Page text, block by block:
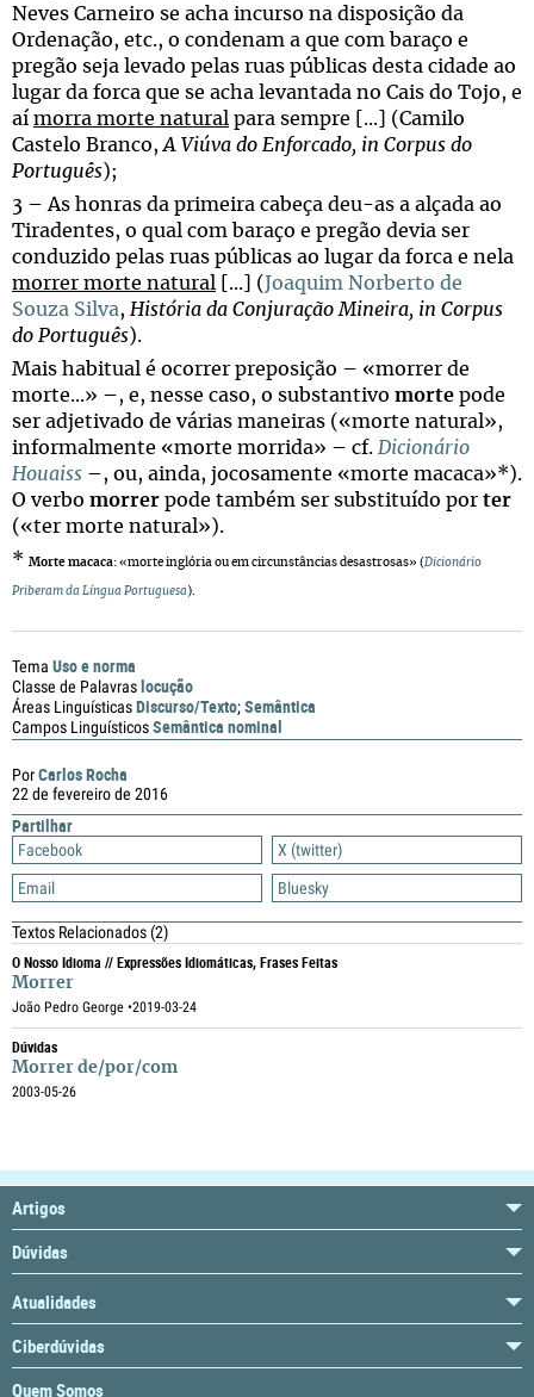
PorCarlos Rocha
22 de fevereiro de 2016
Partilhar
Facebook
X (twitter)
Email
Bluesky
Textos Relacionados(2)
O Nosso Idioma // Expressões Idiomáticas, Frases Feitas
Morrer
João Pedro George •2019-03-24
Dúvidas
Morrer de/por/com
2003-05-26
Neves Carneiro se acha incurso na disposição da
Ordenação, etc., o condenam a que com baraço e
pregão seja levado pelas ruas públicas desta cidade ao
lugar da forca que se acha levantada no Cais do Tojo, e
aí morra morte natural
para sempre [...] (Camilo
Castelo Branco, A Viúva do Enforcado, in Corpus do
Português);
3 – As honras da primeira cabeça deu-as a alçada ao
Tiradentes, o qual com baraço e pregão devia ser
conduzido pelas ruas públicas ao lugar da forca e nela
morrer morte natural
[...] ( Joaquim Norberto de
Souza Silva, História da Conjuração Mineira, in Corpus
do Português).
Mais habitual é ocorrer preposição – «morrer de
morte...» –, e, nesse caso, o substantivo morte pode
ser adjetivado de várias maneiras («morte natural»,
informalmente «morte morrida» – cf. Dicionário
Houaiss –, ou, ainda, jocosamente «morte macaca»*).
O verbo morrer pode também ser substituído por ter
(«ter morte natural»).
* Morte macaca: «morte inglória ou em circunstâncias desastrosas» (Dicionário
Priberam da Língua Portuguesa).
Tema Uso e norma
Classe de Palavraslocução
Áreas LinguísticasDiscurso/Texto;Semântica
Campos LinguísticosSemântica nominal
Artigos
Dúvidas
Atualidades
Ciberdúvidas
Quem Somos